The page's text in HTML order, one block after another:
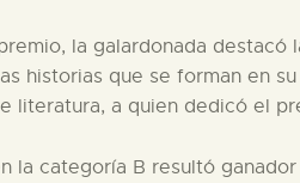
la galardonada
historias que se forman en
literatura, a quien dedicó el
la categoría B resultó